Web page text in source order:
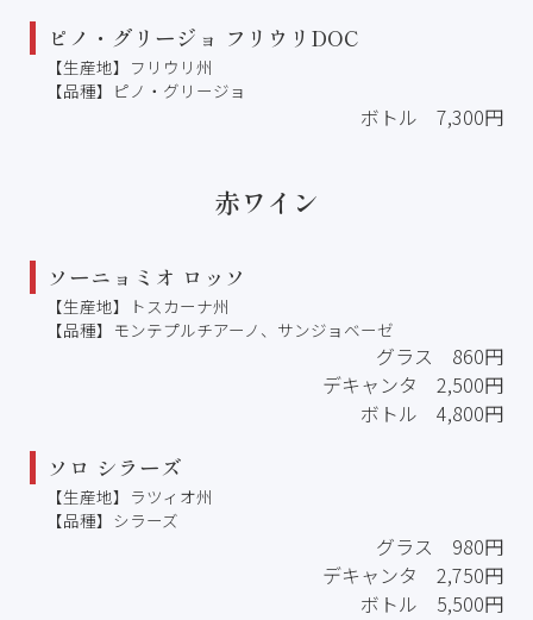
ピノ・グリージョ フリウリDOC
【生産地】フリウリ州
【品種】ピノ・グリージョ
ボトル 7,300円
赤ワイン
ソーニョミオ ロッソ
【生産地】トスカーナ州
【品種】モンテプルチアーノ、サンジョベーゼ
グラス 860円
デキャンタ 2,500円
ボトル 4,800円
ソロ シラーズ
【生産地】ラツィオ州
【品種】シラーズ
グラス 980円
デキャンタ 2,750円
ボトル 5,500円